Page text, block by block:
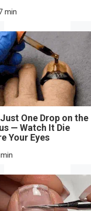
min
One Drop on the
— Watch It Die
Your Eyes